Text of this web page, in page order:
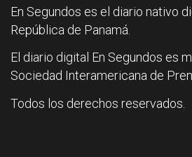
En Segundos es el diario nativo
República de Panamá.
El diario digital En Segundos es
Sociedad Interamericana de
Todos los derechos reservados.